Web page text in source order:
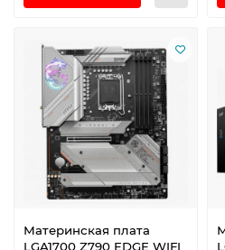
Материнская плата
LGA1700 Z790 EDGE WIFI